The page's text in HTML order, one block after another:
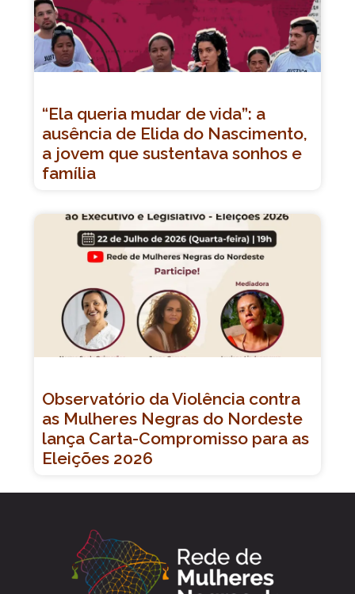
“Ela queria mudar de vida”: a
ausência de Elida do Nascimento,
a jovem que sustentava sonhos e
família
Observatório da Violência contra
as Mulheres Negras do Nordeste
lança Carta-Compromisso para as
Eleições 2026